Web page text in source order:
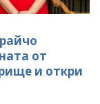
от
и откри